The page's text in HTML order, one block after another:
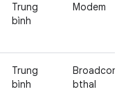
Trung
bình
Modem
Trung
bình
Broadcom
bthal